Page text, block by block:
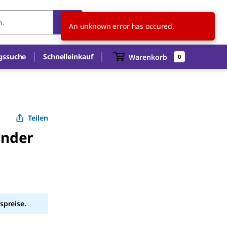
DE DE
Schnelleinkauf Warenkorb 0
Teilen
An unknown error has occured.